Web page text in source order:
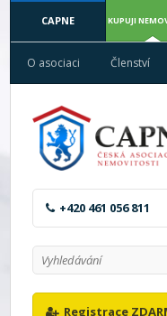
CAPNE KUPUJI
O asociaci Členství
+420 461 056 811
Registrace